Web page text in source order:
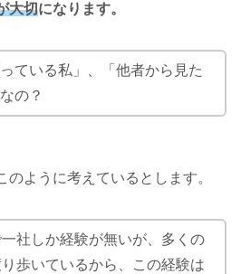
大切になります。
っている私」、「他者から見た
の？
ように考えているとします。
社しか経験が無いが、多くの
歩いているから、この経験は